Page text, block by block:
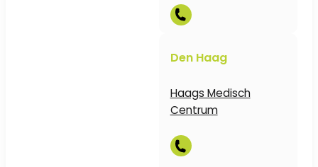
Den Haag
Haags Medisch
Centrum